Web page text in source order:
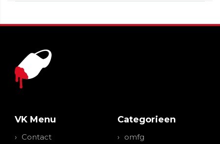
VK Menu
Contact
Categorieen
omfg